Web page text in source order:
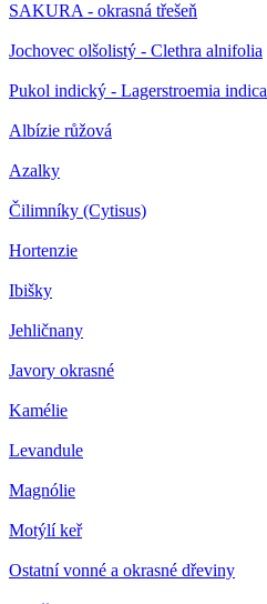
SAKURA - okrasná třešeň
Jochovec olšolistý - Clethra alnifolia
Pukol indický - Lagerstroemia indica
Albízie růžová
Azalky
Čilimníky (Cytisus)
Hortenzie
Ibišky
Jehličnany
Javory okrasné
Kamélie
Levandule
Magnólie
Motýlí keř
Ostatní vonné a okrasné dřeviny